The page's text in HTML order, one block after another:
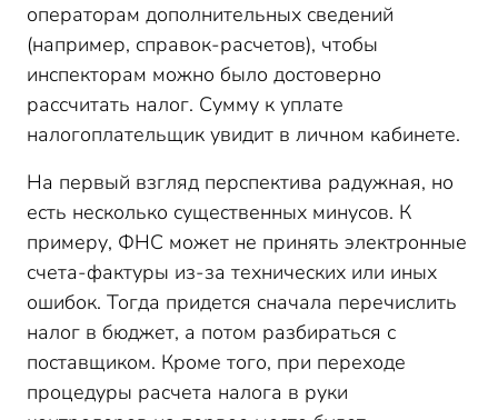
операторам дополнительных сведений
(например, справок-расчетов), чтобы
инспекторам можно было достоверно
рассчитать налог. Сумму к уплате
налогоплательщик увидит в личном кабинете.
На первый взгляд перспектива радужная, но
есть несколько существенных минусов. К
примеру, ФНС может не принять электронные
счета-фактуры из-за технических или иных
ошибок. Тогда придется сначала перечислить
налог в бюджет, а потом разбираться с
поставщиком. Кроме того, при переходе
процедуры расчета налога в руки